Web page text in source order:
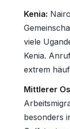
Kenia:
viele
Kenia.
extrem
Mittlerer
besonders